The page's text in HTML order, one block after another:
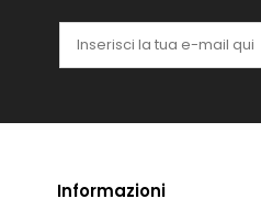
Informazioni